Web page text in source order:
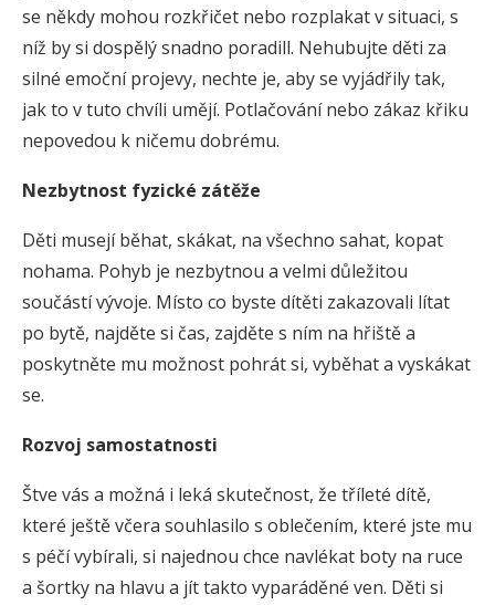
se někdy mohou rozkřičet nebo rozplakat v situaci, s
níž by si dospělý snadno poradill. Nehubujte děti za
silné emoční projevy, nechte je, aby se vyjádřily tak,
jak to v tuto chvíli umějí. Potlačování nebo zákaz křiku
nepovedou k ničemu dobrému.
Nezbytnost fyzické zátěže
Děti musejí běhat, skákat, na všechno sahat, kopat
nohama. Pohyb je nezbytnou a velmi důležitou
součástí vývoje. Místo co byste dítěti zakazovali lítat
po bytě, najděte si čas, zajděte s ním na hřiště a
poskytněte mu možnost pohrát si, vyběhat a vyskákat
se.
Rozvoj samostatnosti
Štve vás a možná i leká skutečnost, že tříleté dítě,
které ještě včera souhlasilo s oblečením, které jste mu
s péčí vybírali, si najednou chce navlékat boty na ruce
a šortky na hlavu a jít takto vyparáděné ven. Děti si